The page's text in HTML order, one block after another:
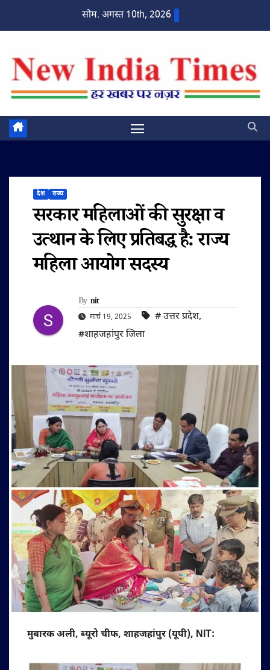
सोम. अगस्त 10th, 2026
देश राज्य
सरकार महिलाओं की सुरक्षा व
उत्थान के लिए प्रतिबद्ध है: राज्य
महिला आयोग सदस्य
By nit
मार्च 19, 2025 #‌ उत्तर प्रदेश,
#शाहजहांपुर जिला
मुबारक अली, ब्यूरो चीफ, शाहजहांपुर (यूपी), NIT: